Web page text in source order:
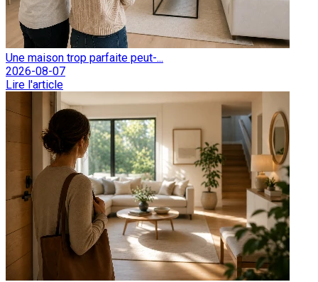
Une maison trop parfaite peut-...
2026-08-07
Lire l'article